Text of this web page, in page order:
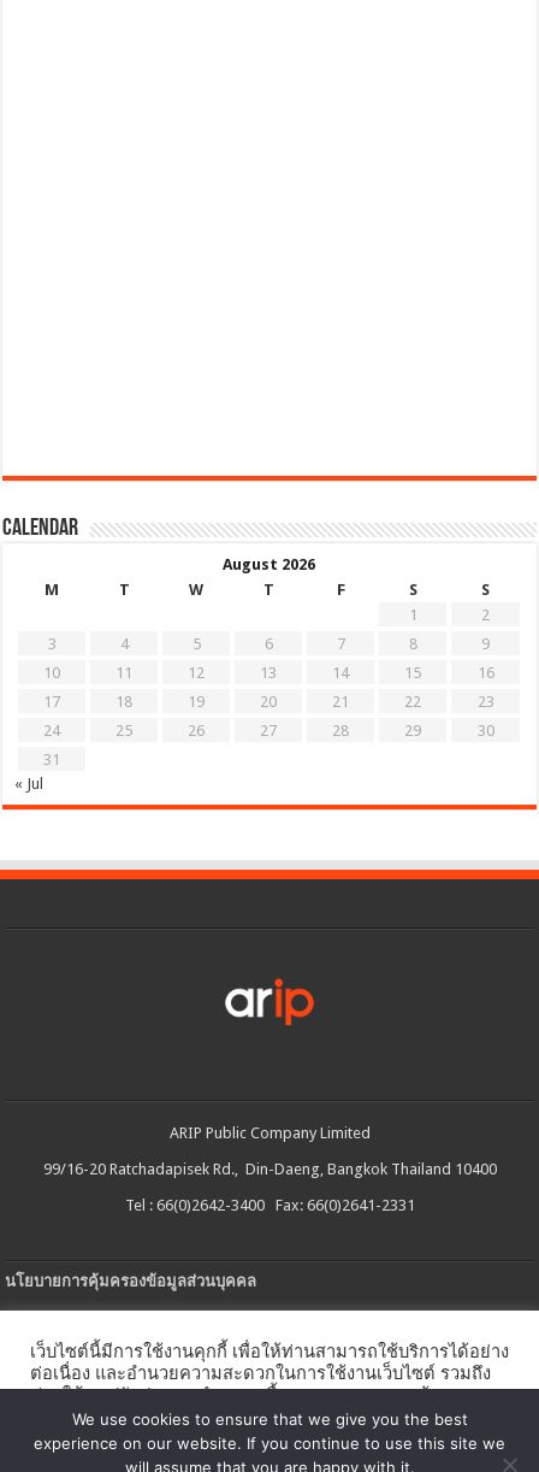
Calendar
August 2026
M
T W T F S
S
1
2
3
4 5 6 7 8
9
10
11 12 13 14 15
16
17
18 19 20 21 22
23
24
25 26 27 28 29
30
31
« Jul
ARIP Public Company Limited
99/16-20 Ratchadapisek Rd., Din-Daeng, Bangkok Thailand 10400
Tel : 66(0)2642-3400 Fax: 66(0)2641-2331
นโยบายการคุ้มครองข้อมูลส่วนบุคคล
นโยบายการใช้คกกี้
นโยบายความปลอดภัยของข้อมูลสารสนเทศ
เว็บไซต์นี้มีการใช้งานคุกกี้ เพื่อให้ท่านสามารถใช้บริการได้อย่าง
ต่อเนื่อง และอำนวยความสะดวกในการใช้งานเว็บไซต์ รวมถึง
ช่วยให้เราปรับปรุงการนำเสนอเนื้อหาตรงตามความต้องการ
ของท่าน โดยสามารถศึกษารายละเอียดเพิ่มเติมได้ใน นโยบาย
คุกกี้
We use cookies to ensure that we give you the best
experience on our website. If you continue to use this site we
will assume that you are happy with it.